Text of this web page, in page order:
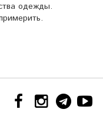
одежды.